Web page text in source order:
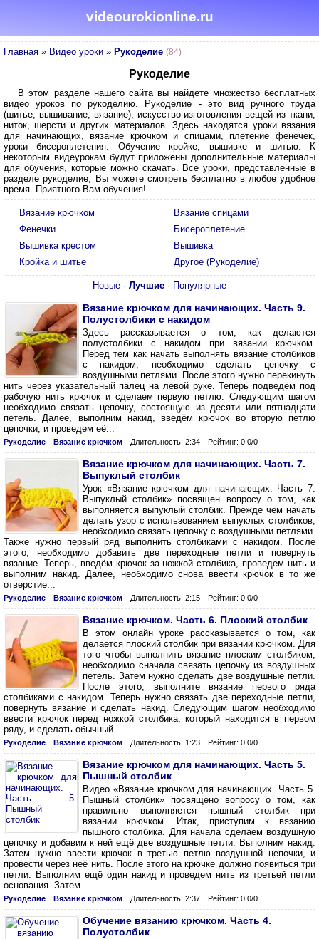
videourokionline.ru
Главная » Видео уроки » Рукоделие (84)
Рукоделие
В этом разделе нашего сайта вы найдете множество бесплатных
видео уроков по рукоделию. Рукоделие - это вид ручного труда
(шитье, вышивание, вязание), искусство изготовления вещей из ткани,
ниток, шерсти и других материалов. Здесь находятся уроки вязания
для начинающих, вязание крючком и спицами, плетение фенечек,
уроки бисероплетения. Обучение кройке, вышивке и шитью. К
некоторым видеурокам будут приложены дополнительные материалы
для обучения, которые можно скачать. Все уроки, представленные в
разделе рукоделие, Вы можете смотреть бесплатно в любое удобное
время. Приятного Вам обучения!
Вязание крючком
Вязание спицами
Фенечки
Бисероплетение
Вышивка крестом
Вышивка
Кройка и шитье
Другое (Рукоделие)
Новые · Лучшие · Популярные
Вязание крючком для начинающих. Часть 9.
Полустолбики с накидом
Здесь рассказывается о том, как делаются
полустолбики с накидом при вязании крючком.
Перед тем как начать выполнять вязание столбиков
с накидом, необходимо сделать цепочку с
воздушными петлями. После этого нужно перекинуть
нить через указательный палец на левой руке. Теперь подведём под
рабочую нить крючок и сделаем первую петлю. Следующим шагом
необходимо связать цепочку, состоящую из десяти или пятнадцати
петель. Далее, выполним накид, введём крючок во вторую петлю
цепочки, и проведем её...
Рукоделие Вязание крючком Длительность: 2:34 Рейтинг: 0.0/0
Вязание крючком для начинающих. Часть 7.
Выпуклый столбик
Урок «Вязание крючком для начинающих. Часть 7.
Выпуклый столбик» посвящен вопросу о том, как
выполняется выпуклый столбик. Прежде чем начать
делать узор с использованием выпуклых столбиков,
необходимо связать цепочку с воздушными петлями.
Также нужно первый ряд выполнить столбиками с накидом. После
этого, необходимо добавить две переходные петли и повернуть
вязание. Теперь, введём крючок за ножкой столбика, проведем нить и
выполним накид. Далее, необходимо снова ввести крючок в то же
отверстие...
Рукоделие Вязание крючком Длительность: 2:15 Рейтинг: 0.0/0
Вязание крючком. Часть 6. Плоский столбик
В этом онлайн уроке рассказывается о том, как
делается плоский столбик при вязании крючком. Для
того чтобы выполнить вязание плоским столбиком,
необходимо сначала связать цепочку из воздушных
петель. Затем нужно сделать две воздушные петли.
После этого, выполните вязание первого ряда
столбиками с накидом. Теперь нужно связать две переходные петли,
повернуть вязание и сделать накид. Следующим шагом необходимо
ввести крючок перед ножкой столбика, который находится в первом
ряду, и сделать обычный...
Рукоделие Вязание крючком Длительность: 1:23 Рейтинг: 0.0/0
Вязание крючком для начинающих. Часть 5.
Пышный столбик
Видео «Вязание крючком для начинающих. Часть 5.
Пышный столбик» посвящено вопросу о том, как
правильно выполняется пышный столбик при
вязании крючком. Итак, приступим к вязанию
пышного столбика. Для начала сделаем воздушную
цепочку и добавим к ней ещё две воздушные петли. Выполним накид.
Затем нужно ввести крючок в третью петлю воздушной цепочки, и
провести через неё нить. После этого на крючке должно появиться три
петли. Выполним ещё один накид и проведем нить из третьей петли
основания. Затем...
Рукоделие Вязание крючком Длительность: 2:37 Рейтинг: 0.0/0
Обучение вязанию крючком. Часть 4.
Полустолбик